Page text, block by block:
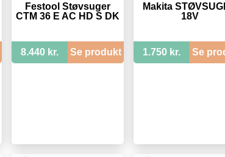
Festool Støvsuger
CTM 36 E AC HD S DK
8.440 kr. Se produkt
Makita
18V
1.750 kr. Se